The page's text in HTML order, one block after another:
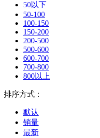
50以下
50-100
100-150
150-200
200-500
500-600
600-700
700-800
800以上
排序方式：
默认
销量
最新